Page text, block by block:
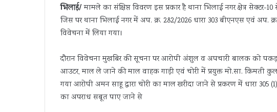
भिलाई/मामले का संक्षिप्त विवरण इस प्रकार है थाना भिलाई नगर क्षेत्र सेक्टर-10
जिस पर थाना भिलाई नगर में अप. क्र. 282/2026 धारा 303 बीएनएस एवं अप.
विवेचना में लिया गया।
दौरान विवेचना मुखबिर की सूचना पर आरोपी अंशुल व अपचारी बालक को
आउटर, माल ले जाने की माल वाहक गाड़ी एवं चोरी में प्रयुक्त मो.सा. किमती
गया आरोपी अमन साहू द्वारा चोरी का माल खरीदा जाने से प्रकरण में धारा 305
का अपराध सबूत पाए जाने से